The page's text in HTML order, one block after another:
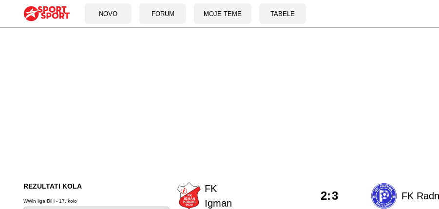
NOVO FORUM MOJE TEME TABELE
REZULTATI KOLA
WWin liga BiH - 17. kolo
FK
Igman
FK
2:3